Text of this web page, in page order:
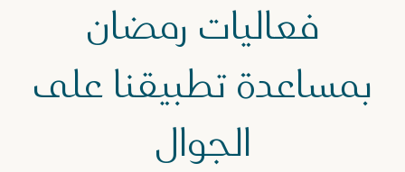
فعاليات رمضان
بمساعدة تطبيقنا على
الجوال